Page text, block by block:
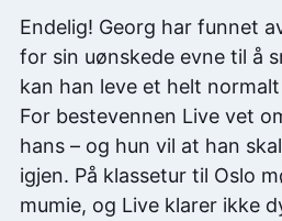
Endelig! Georg har funnet
for sin uønskede evne til å
kan han leve et helt
For bestevennen Live vet
hans – og hun vil at han
igjen. På klassetur til Oslo
mumie, og Live klarer ikke